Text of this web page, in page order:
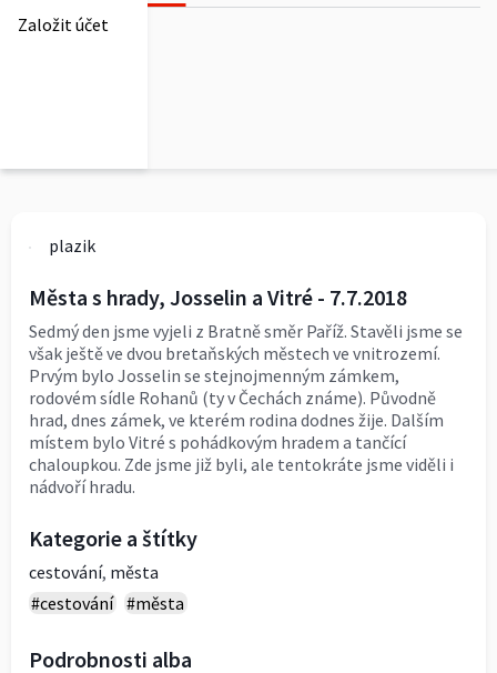
Založit účet
0
plazik
Města s hrady, Josselin a Vitré - 7.7.2018
Sedmý den jsme vyjeli z Bratně směr Paříž. Stavěli jsme se
však ještě ve dvou bretaňských městech ve vnitrozemí.
Prvým bylo Josselin se stejnojmenným zámkem,
rodovém sídle Rohanů (ty v Čechách známe). Původně
hrad, dnes zámek, ve kterém rodina dodnes žije. Dalším
místem bylo Vitré s pohádkovým hradem a tančící
chaloupkou. Zde jsme již byli, ale tentokráte jsme viděli i
nádvoří hradu.
Kategorie a štítky
cestování, města
#cestování #města
Podrobnosti alba